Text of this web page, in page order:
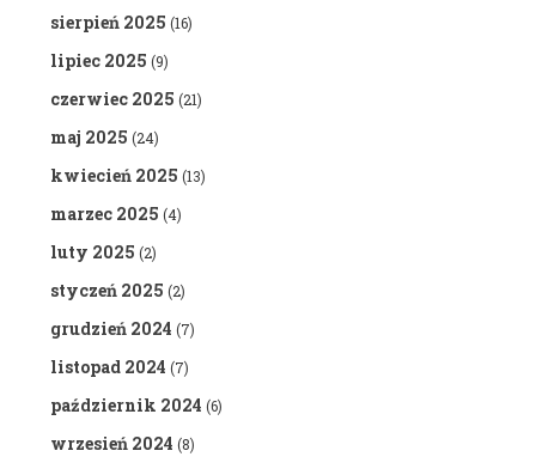
sierpień 2025 (16)
lipiec 2025 (9)
czerwiec 2025 (21)
maj 2025 (24)
kwiecień 2025 (13)
marzec 2025 (4)
luty 2025 (2)
styczeń 2025 (2)
grudzień 2024 (7)
listopad 2024 (7)
październik 2024 (6)
wrzesień 2024 (8)